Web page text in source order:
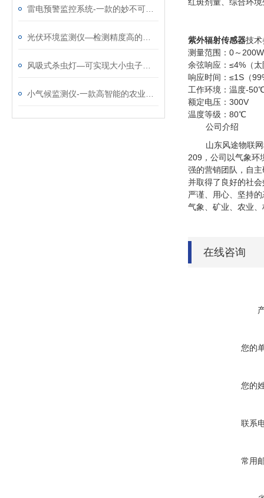
紫外辐射传感器技术
测量范围：0～
余弦响应：≤4%（
响应时间：≤1S（
工作环境：温度-
额定电压：300V
温度等级：80℃
公司介绍
山东风途物联
209，公司以气象环
强的营销团队，自
并取得了良好的社
严谨、用心、坚持
气象、矿业、农业
在线咨询
您的
您的
联系
常用